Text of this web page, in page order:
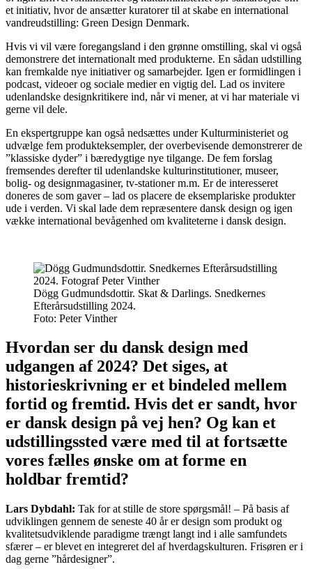
et initiativ, hvor de ansætter kuratorer til at skabe en international
vandreudstilling: Green Design Denmark.
Hvis vi vil være foregangsland i den grønne omstilling, skal vi også
demonstrere det internationalt med produkterne. En sådan udstilling
kan fremkalde nye initiativer og samarbejder. Igen er formidlingen i
podcast, videoer og sociale medier en vigtig del. Lad os invitere
udenlandske designkritikere ind, når vi mener, at vi har materiale vi
gerne vil dele.
En ekspertgruppe kan også nedsættes under Kulturministeriet og
udvælge fem produkteksempler, der overbevisende demonstrerer de
”klassiske dyder” i bæredygtige nye tilgange. De fem forslag
fremsendes derefter til udenlandske kulturinstitutioner, museer,
bolig- og designmagasiner, tv-stationer m.m. Er de interesseret
doneres de som gaver – lad os placere de eksemplariske produkter
ude i verden. Vi skal lade dem repræsentere dansk design og igen
vække international bevågenhed om kvaliteterne i dansk design.
Dögg Gudmundsdottir. Skat & Darlings. Snedkernes
Efterårsudstilling 2024.
Foto: Peter Vinther
Hvordan ser du dansk design med
udgangen af 2024? Det siges, at
historieskrivning er et bindeled mellem
fortid og fremtid. Hvis det er sandt, hvor
er dansk design på vej hen? Og kan et
udstillingssted være med til at fortsætte
vores fælles ønske om at forme en
holdbar fremtid?
Lars Dybdahl: Tak for at stille de store spørgsmål! – På basis af
udviklingen gennem de seneste 40 år er design som produkt og
kvalitetsudviklende paradigme trængt langt ind i alle samfundets
sfærer – er blevet en integreret del af hverdagskulturen. Frisøren er i
dag gerne ”hårdesigner”.